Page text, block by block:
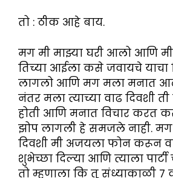
तो : ठीक आहे बाय.
मग मी माझ्या घरी आलो आणि
तिच्या आईला कसे जवायचे याचा
लागलो आणि मग मला मनात
नंतर मला त्याच्या वाढ दिवशी
होती आणि मनात विचार करत
झोप लागली हे समजले नाही. मग
दिवशी मी अजयला फोन करून
शुभेच्छा दिल्या आणि त्याला
तो म्हणाला कि तू संध्याकाळी ७